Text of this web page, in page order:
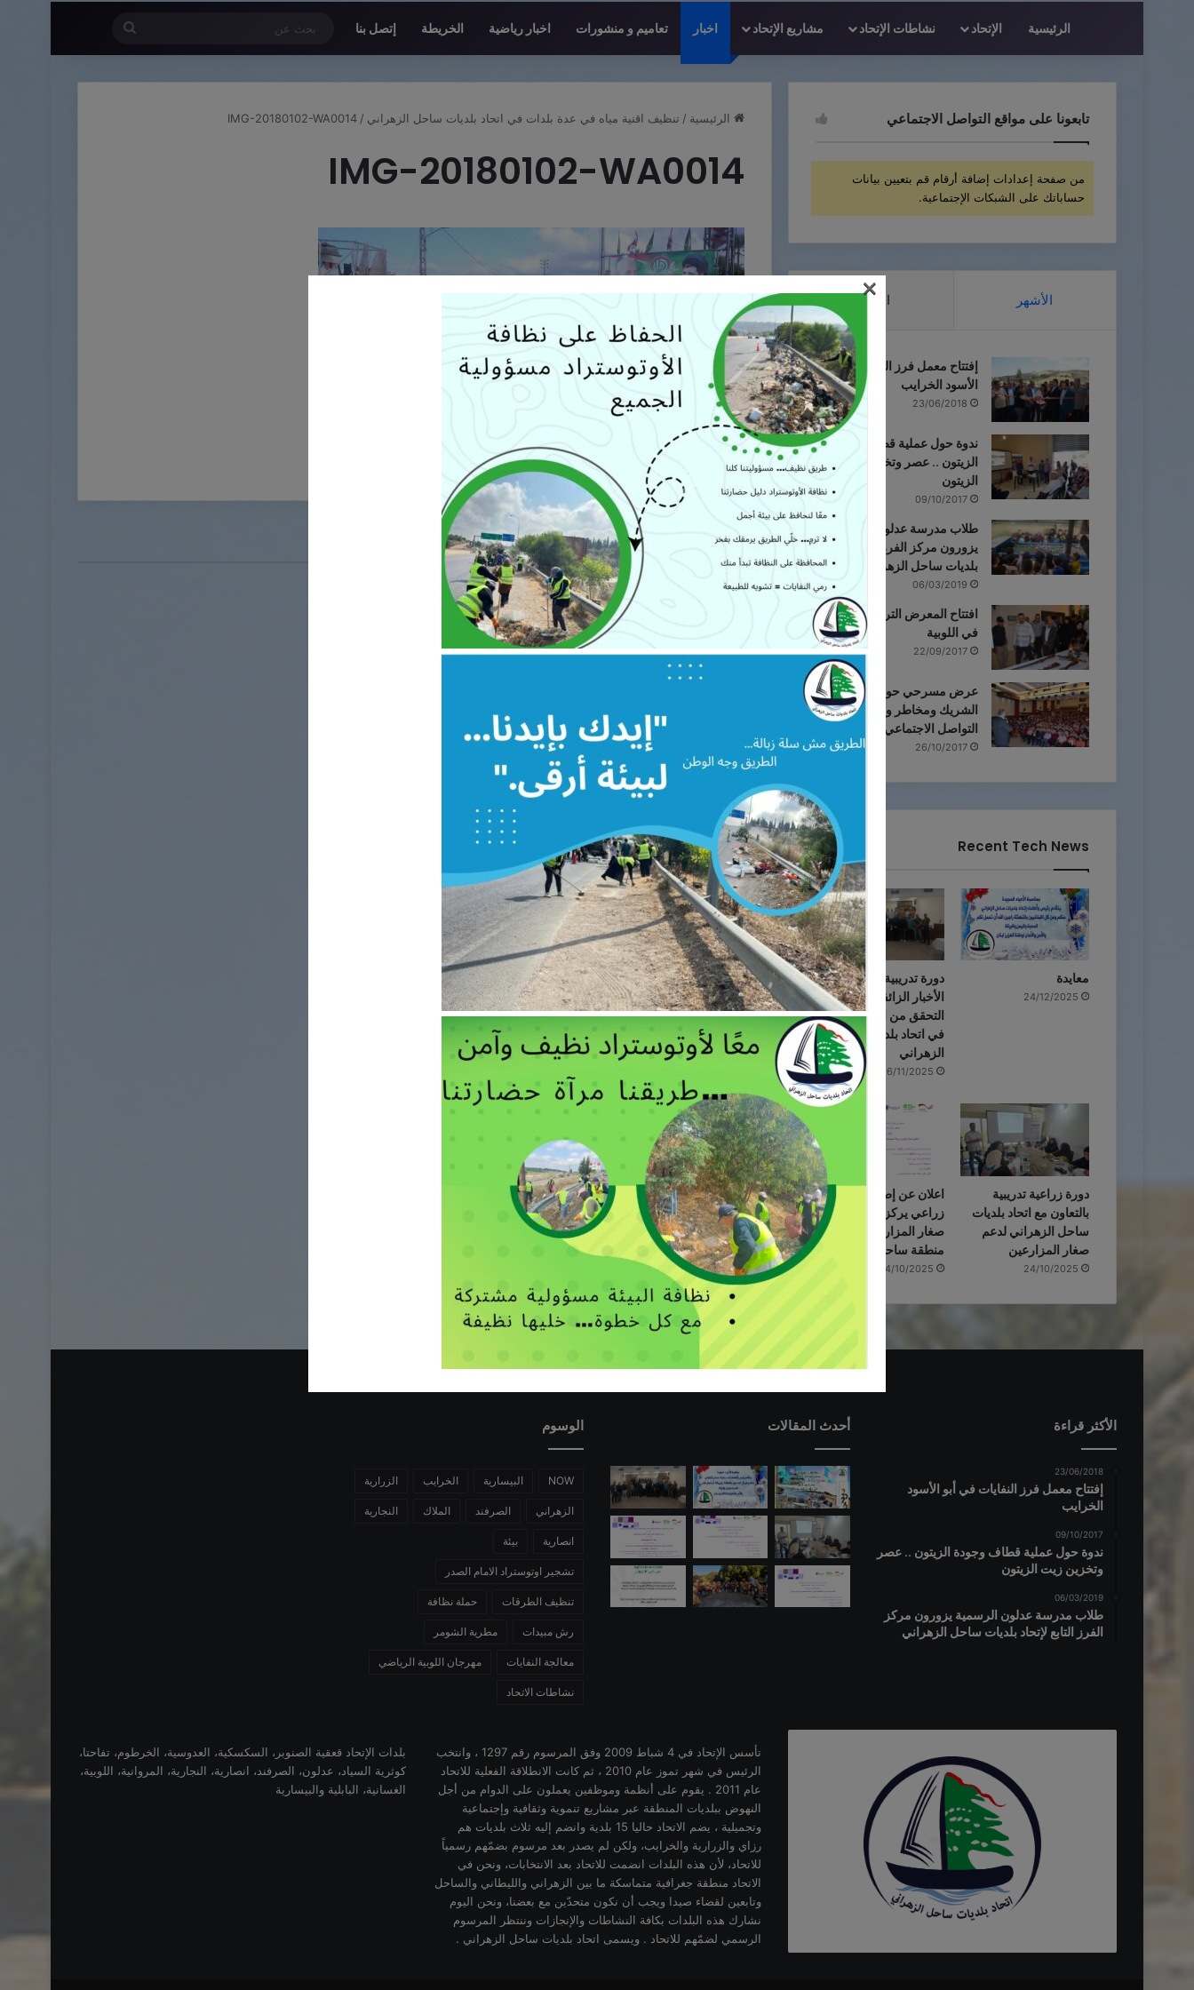
الرئيسية الإتحاد نشاطات الإتحاد مشاريع الإتحاد اخبار تعاميم و منشورات اخبار رياضية الخريطة إتصل بنا
عن
الرئيسية / تنظيف اقنية مياه في عدة بلدات في اتحاد بلديات ساحل الزهراني /
IMG-20180102-WA0014
IMG-20180102-WA0014
اترك تعليقاً
يجب أنت تكون مسجل الدخول لتضيف تعليقاً.
تابعونا على مواقع التواصل الاجتماعي
من صفحة إعدادات إضافة أرقام قم بتعيين بيانات
حساباتك على الشبكات الإجتماعية.
الأشهر الأخيرة
إفتتاح معمل فرز النفايات في أبو
الأسود الخرايب
23/06/2018
ندوة حول عملية قطاف وجودة
الزيتون .. عصر وتخزين زيت
الزيتون
09/10/2017
طلاب مدرسة عدلون الرسمية
يزورون مركز الفرز التابع لإتحاد
بلديات ساحل الزهراني
06/03/2019
افتتاح المعرض التراثي الثقافي
في اللوبية
22/09/2017
عرض مسرحي حول اختيار
الشريك ومخاطر وسائل
التواصل الاجتماعي في البابلية
26/10/2017
Recent Tech News
معايدة
24/12/2025
دورة تدريبية حول مخاطر
الأخبار الزائفة وأهمية
التحقق من المعلومات
في اتحاد بلديات ساحل
الزهراني
16/11/2025
دورة زراعية تدريبية
بالتعاون مع اتحاد بلديات
ساحل الزهراني لدعم
صغار المزارعين
24/10/2025
اعلان عن إطلاق مشروع
زراعي یركز على دعم
صغار المزارعین في
منطقة ساحل الزهراني
24/10/2025
الأكثر قراءة
23/06/2018
إفتتاح معمل فرز النفايات في أبو الأسود
الخرايب
09/10/2017
ندوة حول عملية قطاف وجودة الزيتون .. عصر
وتخزين زيت الزيتون
06/03/2019
طلاب مدرسة عدلون الرسمية يزورون مركز
الفرز التابع لإتحاد بلديات ساحل الزهراني
أحدث المقالات الوسوم
NOW البيسارية الخرايب الزرارية
الزهراني الصرفند الملاك النجارية
انصارية بيئة
تشجير اوتوستراد الامام الصدر
تنظيف الطرقات حملة نظافة
رش مبيدات مطرية الشومر
معالجة النفايات مهرجان اللوبية الرياضي
نشاطات الاتحاد
تأسس الإتحاد في 4 شباط 2009 وفق المرسوم رقم 1297 ، وانتخب
الرئيس في شهر تموز عام 2010 ، ثم كانت الانطلاقة الفعلية للاتحاد
عام 2011 . يقوم على أنظمة وموظفين يعملون على الدوام من أجل
النهوض ببلديات المنطقة عبر مشاريع تنموية وثقافية وإجتماعية
وتجميلية ، يضم الاتحاد حاليا 15 بلدية وانضم إليه ثلاث بلديات هم
رزاي والزرارية والخرايب، ولكن لم يصدر بعد مرسوم بضمّهم رسمياً
للاتحاد، لأن هذه البلدات انضمت للاتحاد بعد الانتخابات، ونحن في
الاتحاد منطقة جغرافية متماسكة ما بين الزهراني والليطاني والساحل
وتابعين لقضاء صيدا ويجب أن نكون متحدّين مع بعضنا، ونحن اليوم
نشارك هذه البلدات بكافة النشاطات والإنجازات وننتظر المرسوم
الرسمي لضمّهم للاتحاد . ويسمى اتحاد بلديات ساحل الزهراني .
بلدات الإتحاد قعقية الصنوبر، السكسكية، العدوسية، الخرطوم، تفاحتا،
كوثرية السياد، عدلون، الصرفند، انصارية، النجارية، المروانية، اللوبية،
الغسانية، البابلية والبيسارية
×